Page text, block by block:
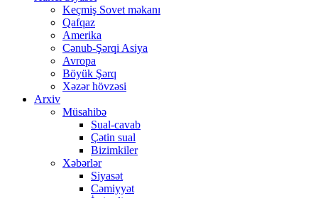
Keçmiş Sovet məkanı
Qafqaz
Amerika
Cənub-Şərqi Asiya
Avropa
Böyük Şərq
Xəzər hövzəsi
Arxiv
Müsahibə
Sual-cavab
Çətin sual
Bizimkiler
Xəbərlər
Siyasət
Cəmiyyət